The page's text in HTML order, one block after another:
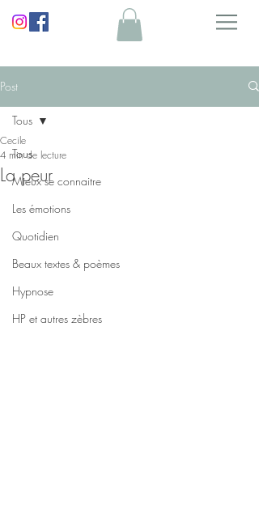
Post
Tous
Mieux se connaitre
Les émotions
Quotidien
Beaux textes & poèmes
Hypnose
HP et autres zèbres
Tous
La peur
Cecile
4 min de lecture